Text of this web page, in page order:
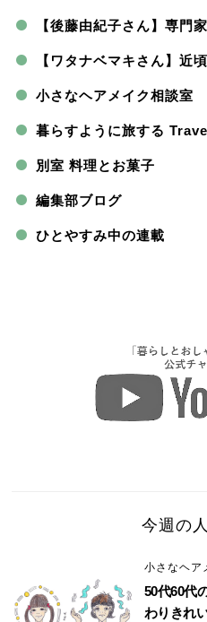
【後藤由紀子さん】専門
【ワタナベマキさん】近
小さなヘアメイク相談室
暮らすように旅する
別室 料理とお菓子
編集部ブログ
ひとやすみ中の連載
今週の
小さなヘア
50代60代
わりきれ